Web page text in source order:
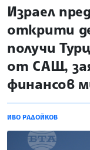
site.bta
Израел
открити
получи
от САЩ,
финансов
ИВО РАДОЙКОВ